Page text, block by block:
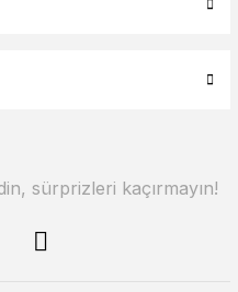
sürprizleri kaçırmayın!